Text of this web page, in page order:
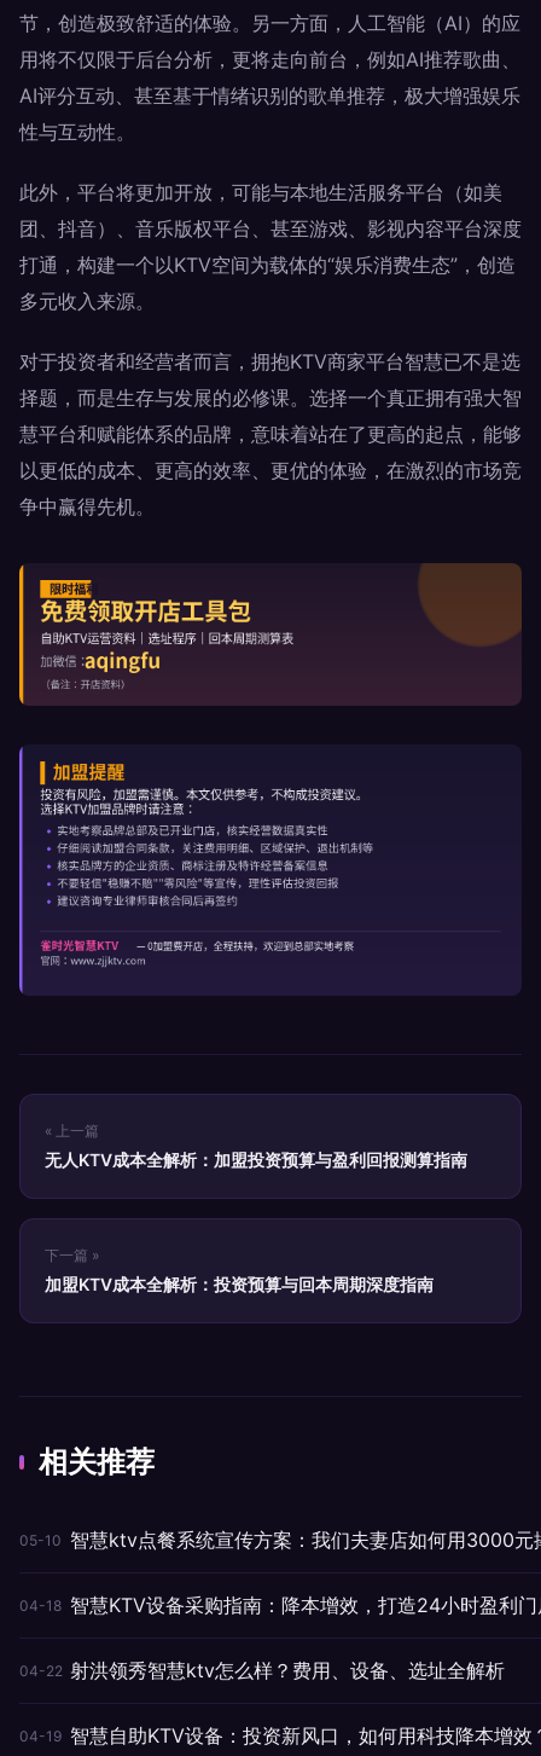
节，创造极致舒适的体验。另一方面，人工智能（AI）的应
用将不仅限于后台分析，更将走向前台，例如AI推荐歌曲、
AI评分互动、甚至基于情绪识别的歌单推荐，极大增强娱乐
性与互动性。
此外，平台将更加开放，可能与本地生活服务平台（如美
团、抖音）、音乐版权平台、甚至游戏、影视内容平台深度
打通，构建一个以KTV空间为载体的“娱乐消费生态”，创造
多元收入来源。
对于投资者和经营者而言，拥抱KTV商家平台智慧已不是选
择题，而是生存与发展的必修课。选择一个真正拥有强大智
慧平台和赋能体系的品牌，意味着站在了更高的起点，能够
以更低的成本、更高的效率、更优的体验，在激烈的市场竞
争中赢得先机。
« 上一篇
无人KTV成本全解析：加盟投资预算与盈利回报测算指南
下一篇 »
加盟KTV成本全解析：投资预算与回本周期深度指南
相关推荐
05-10 智慧ktv点餐系统宣传方案：我们夫妻店如何用3000元
04-18 智慧KTV设备采购指南：降本增效，打造24小时盈利
04-22 射洪领秀智慧ktv怎么样？费用、设备、选址全解析
04-19 智慧自助KTV设备：投资新风口，如何用科技降本增效